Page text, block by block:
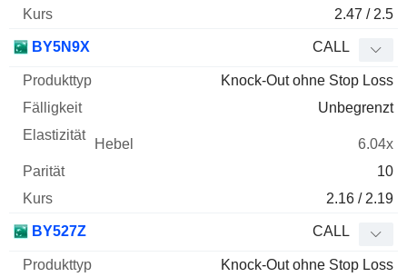
2.47 / 2.5
BY5N9X CALL
Knock-Out ohne Stop Loss
Unbegrenzt
6.04x
10
2.16 / 2.19
BY527Z CALL
Knock-Out ohne Stop Loss